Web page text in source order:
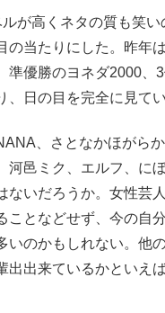
が高くネタの質も笑い
の当たりにした。昨年
準優勝のヨネダ2000、
日の目を完全に見て
、さとなかほがら
河邑ミク、エルフ、に
ないだろうか。女性芸
ことなどせず、今の自
いのかもしれない。他
出来ているかといえ